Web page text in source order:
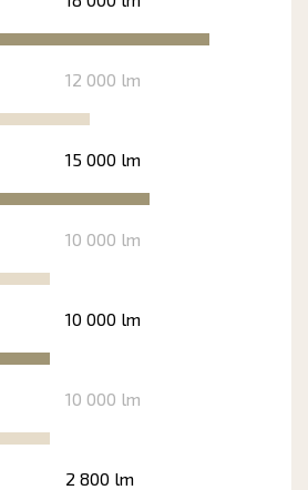
12 000 lm
15 000 lm
10 000 lm
10 000 lm
10 000 lm
2 800 lm